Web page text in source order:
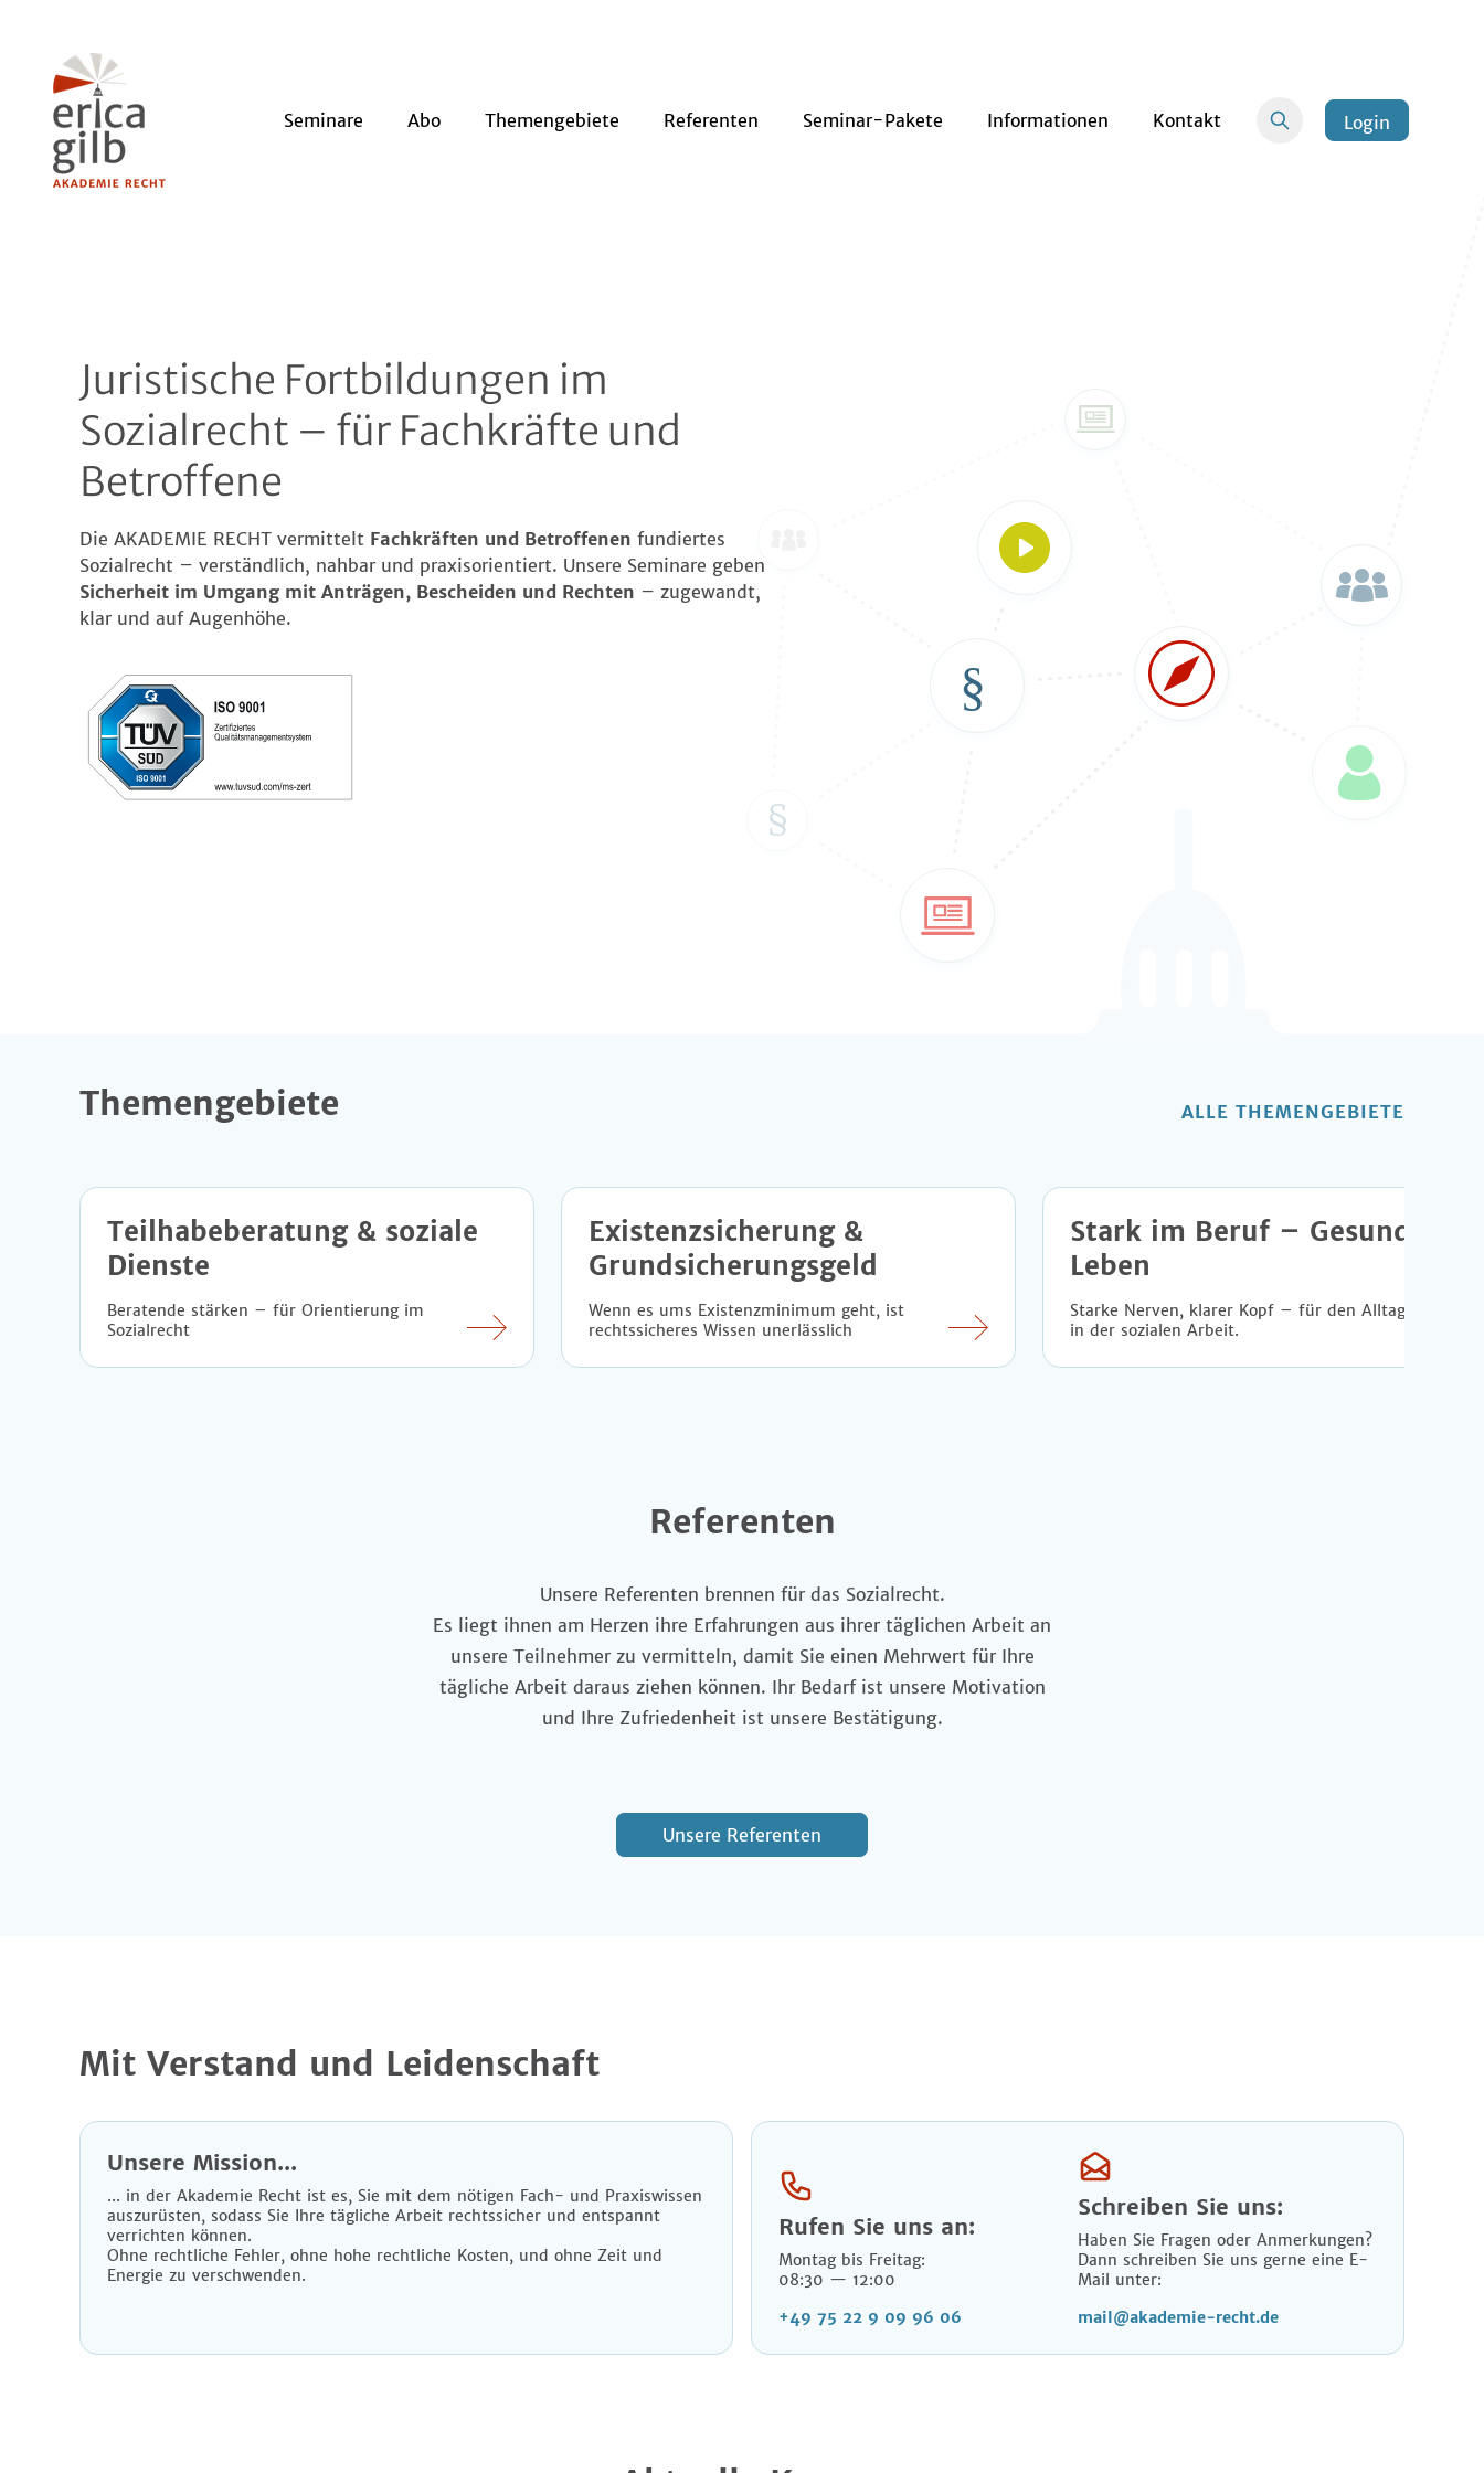
Seminare Abo Themengebiete Referenten Seminar-Pakete Informationen Kontakt Login
Juristische Fortbildungen im
Sozialrecht – für Fachkräfte und
Betroffene
Die AKADEMIE RECHT vermittelt Fachkräften und Betroffenen fundiertes
Sozialrecht – verständlich, nahbar und praxisorientiert. Unsere Seminare geben
Sicherheit im Umgang mit Anträgen, Bescheiden und Rechten – zugewandt,
klar und auf Augenhöhe.
Themengebiete ALLE THEMENGEBIETE
Teilhabeberatung & soziale
Dienste
Beratende stärken – für Orientierung im
Sozialrecht
Existenzsicherung &
Grundsicherungsgeld
Wenn es ums Existenzminimum geht, ist
rechtssicheres Wissen unerlässlich
Stark im Beruf – Gesund im
Leben
Starke Nerven, klarer Kopf – für den Alltag
in der sozialen Arbeit.
Referenten
Unsere Referenten brennen für das Sozialrecht.
Es liegt ihnen am Herzen ihre Erfahrungen aus ihrer täglichen Arbeit an
unsere Teilnehmer zu vermitteln, damit Sie einen Mehrwert für Ihre
tägliche Arbeit daraus ziehen können. Ihr Bedarf ist unsere Motivation
und Ihre Zufriedenheit ist unsere Bestätigung.
Unsere Referenten
Mit Verstand und Leidenschaft
Unsere Mission...
... in der Akademie Recht ist es, Sie mit dem nötigen Fach- und Praxiswissen
auszurüsten, sodass Sie Ihre tägliche Arbeit rechtssicher und entspannt
verrichten können.
Ohne rechtliche Fehler, ohne hohe rechtliche Kosten, und ohne Zeit und
Energie zu verschwenden.
Rufen Sie uns an:
Montag bis Freitag:
08:30 — 12:00
+49 75 22 9 09 96 06
Schreiben Sie uns:
Haben Sie Fragen oder Anmerkungen?
Dann schreiben Sie uns gerne eine E-
Mail unter:
mail@akademie-recht.de